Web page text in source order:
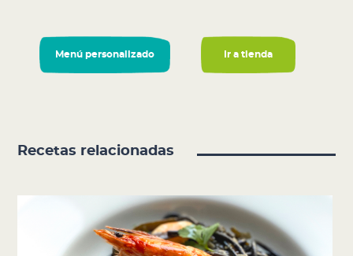
Menú personalizado Ir a tienda
Recetas relacionadas